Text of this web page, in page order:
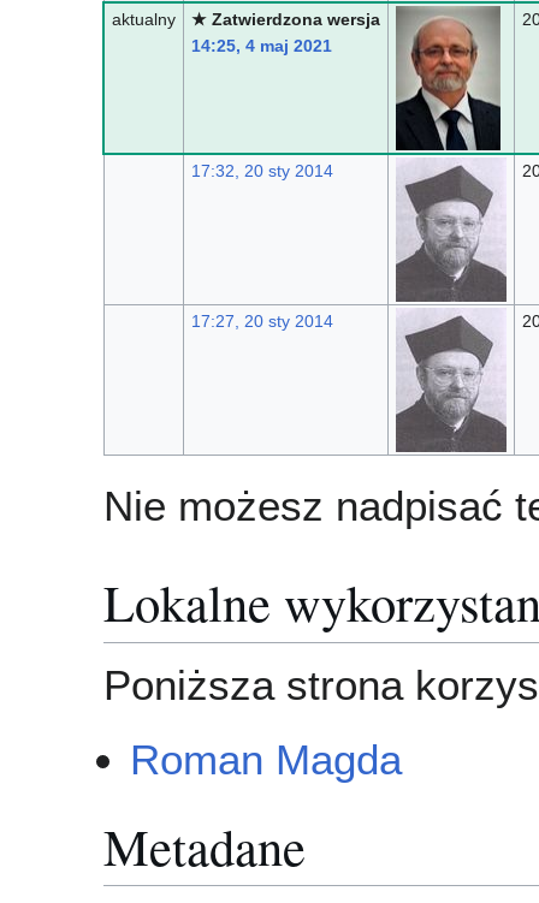
aktualny
★ Zatwierdzona wersja
14:25, 4 maj 2021
17:32, 20 sty 2014
17:27, 20 sty 2014
Nie możesz nadpisać
Lokalne
Poniższa strona
Roman Magda
Metadane